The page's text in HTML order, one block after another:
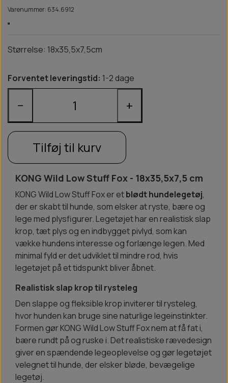
Varenummer: 634.6912
Størrelse: 18x35,5x7,5cm
Forventet leveringstid: 1-2 dage
− +
Tilføj til kurv
KONG Wild Low Stuff Fox - 18x35,5x7,5 cm
KONG Wild Low Stuff Fox er etblødt hundelegetøj,
der er skabt til hunde, som elsker at ryste, bære og
lege med plysfigurer. Legetøjet har en realistisk slap
krop, tæt plys og en indbygget pivlyd, som kan
vække hundens interesse og forlænge legen. Med
minimal fyld er det udviklet til mindre rod, hvis
legetøjet på et tidspunkt bliver åbnet.
Realistisk slap krop til rysteleg
Den slappe og fleksible krop inviterer til rysteleg,
hvor hunden kan bruge sine naturlige legeinstinkter.
Formen gør KONG Wild Low Stuff Fox nem at få fat i,
bære rundt på og ruske i. Det realistiske rævedesign
giver en spændende legeoplevelse og gør legetøjet
velegnet til hunde, der elsker bløde, bevægelige
legetøj.